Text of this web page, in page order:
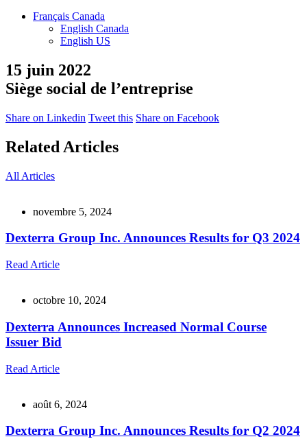
Français Canada
English Canada
English US
15 juin 2022
Siège social de l’entreprise
Share on Linkedin Tweet this Share on Facebook
Related Articles
All Articles
novembre 5, 2024
Dexterra Group Inc. Announces Results for Q3 2024
Read Article
octobre 10, 2024
Dexterra Announces Increased Normal Course
Issuer Bid
Read Article
août 6, 2024
Dexterra Group Inc. Announces Results for Q2 2024